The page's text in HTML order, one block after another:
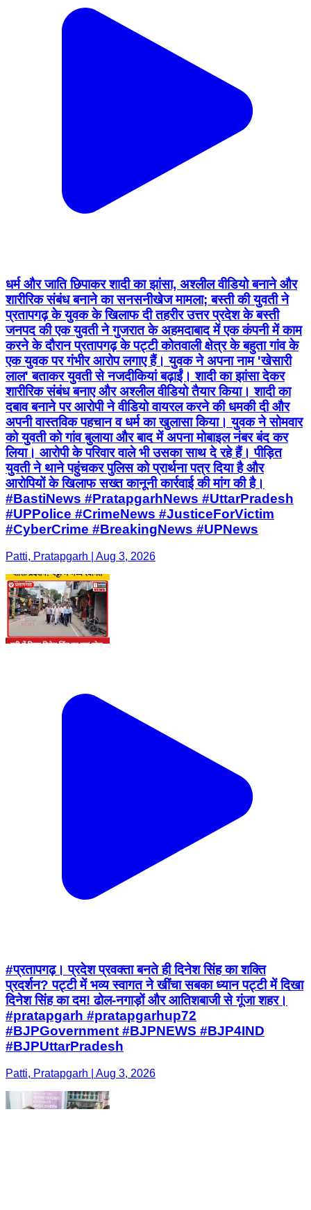
धर्म और जाति छिपाकर शादी का झांसा, अश्लील वीडियो बनाने और
शारीरिक संबंध बनाने का सनसनीखेज मामला; बस्ती की युवती ने
प्रतापगढ़ के युवक के खिलाफ दी तहरीर उत्तर प्रदेश के बस्ती
जनपद की एक युवती ने गुजरात के अहमदाबाद में एक कंपनी में काम
करने के दौरान प्रतापगढ़ के पट्टी कोतवाली क्षेत्र के बहुता गांव के
एक युवक पर गंभीर आरोप लगाए हैं। युवक ने अपना नाम 'खेसारी
लाल' बताकर युवती से नजदीकियां बढ़ाईं। शादी का झांसा देकर
शारीरिक संबंध बनाए और अश्लील वीडियो तैयार किया। शादी का
दबाव बनाने पर आरोपी ने वीडियो वायरल करने की धमकी दी और
अपनी वास्तविक पहचान व धर्म का खुलासा किया। युवक ने सोमवार
को युवती को गांव बुलाया और बाद में अपना मोबाइल नंबर बंद कर
लिया। आरोपी के परिवार वाले भी उसका साथ दे रहे हैं। पीड़ित
युवती ने थाने पहुंचकर पुलिस को प्रार्थना पत्र दिया है और
आरोपियों के खिलाफ सख्त कानूनी कार्रवाई की मांग की है।
#BastiNews #PratapgarhNews #UttarPradesh
#UPPolice #CrimeNews #JusticeForVictim
#CyberCrime #BreakingNews #UPNews
Patti, Pratapgarh | Aug 3, 2026
#प्रतापगढ़। प्रदेश प्रवक्ता बनते ही दिनेश सिंह का शक्ति
प्रदर्शन? पट्टी में भव्य स्वागत ने खींचा सबका ध्यान पट्टी में दिखा
दिनेश सिंह का दम! ढोल-नगाड़ों और आतिशबाजी से गूंजा शहर।
#pratapgarh #pratapgarhup72
#BJPGovernment #BJPNEWS #BJP4IND
#BJPUttarPradesh
Patti, Pratapgarh | Aug 3, 2026